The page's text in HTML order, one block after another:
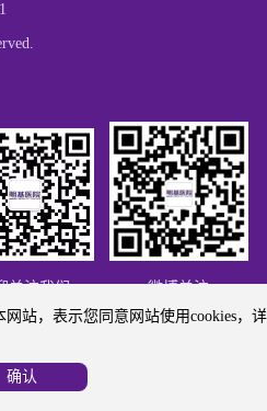
关注我们
微博关注
站，表示您同意网站使用cookies，详
确认